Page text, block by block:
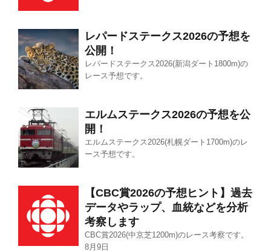
レパードステークス2026の予想を
公開！
レパードステークス2026(新潟ダート1800m)の
レース予想です。
エルムステークス2026の予想を公
開！
エルムステークス2026(札幌ダート1700m)のレ
ース予想です。
【CBC賞2026の予想ヒント】過去
データやラップ、血統などを分析
考察します
CBC賞2026(中京芝1200m)のレース考察です。
8月9日